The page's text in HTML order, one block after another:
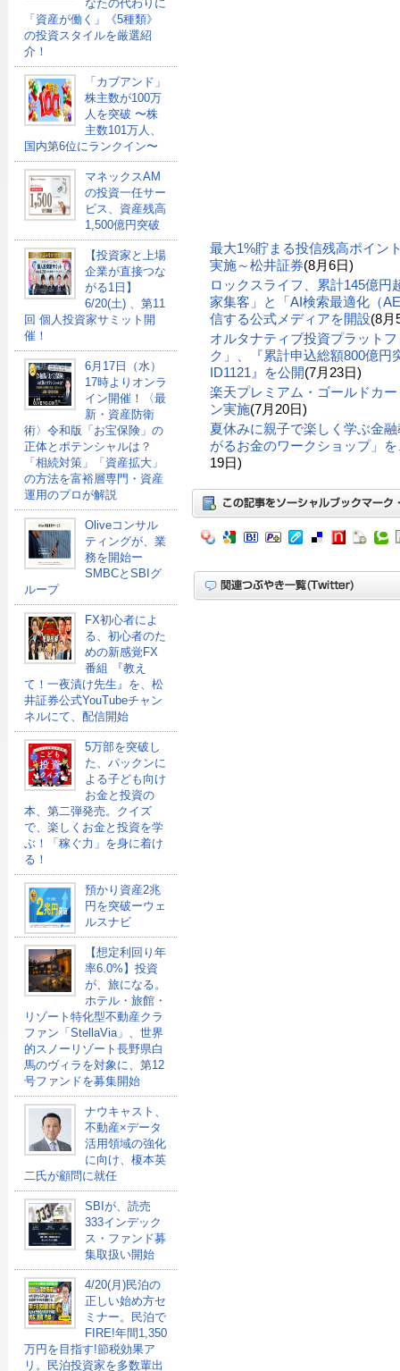
なたの代わりに
「資産が働く」《5種類》
の投資スタイルを厳選紹
介！
「カブアンド」
株主数が100万
人を突破 〜株
主数101万人、
国内第6位にランクイン〜
マネックスAM
の投資一任サー
ビス、資産残高
1,500億円突破
【投資家と上場
企業が直接つな
がる1日】
6/20(土) 、第11
回 個人投資家サミット開
催！
6月17日（水）
17時よりオンラ
イン開催！〈最
新・資産防衛
術〉令和版「お宝保険」の
正体とポテンシャルは？
「相続対策」「資産拡大」
の方法を富裕層専門・資産
運用のプロが解説
Oliveコンサル
ティングが、業
務を開始ー
SMBCとSBIグ
ループ
FX初心者によ
る、初心者のた
めの新感覚FX
番組 『教え
て！一夜漬け先生』を、松
井証券公式YouTubeチャン
ネルにて、配信開始
5万部を突破し
た、パックンに
よる子ども向け
お金と投資の
本、第二弾発売。クイズ
で、楽しくお金と投資を学
ぶ！「稼ぐ力」を身に着け
る！
預かり資産2兆
円を突破ーウェ
ルスナビ
【想定利回り年
率6.0%】投資
が、旅になる。
ホテル・旅館・
リゾート特化型不動産クラ
ファン「StellaVia」、世界
的スノーリゾート長野県白
馬のヴィラを対象に、第12
号ファンドを募集開始
ナウキャスト、
不動産×データ
活用領域の強化
に向け、榎本英
二氏が顧問に就任
SBIが、読売
333インデック
ス・ファンド募
集取扱い開始
4/20(月)民泊の
正しい始め方セ
ミナー。民泊で
FIRE!年間1,350
万円を目指す!節税効果ア
リ。民泊投資家を多数輩出
最大1%貯まる投信残高ポイン
実施～松井証券(8月6日)
ロックスライフ、累計145億円
家集客」と「AI検索最適化（
信する公式メディアを開設(8月
オルタナティブ投資プラット
ク」、『累計申込総額800億円
ID1121』を公開(7月23日)
楽天プレミアム・ゴールドカ
ン実施(7月20日)
夏休みに親子で楽しく学ぶ金
がるお金のワークショップ」
19日)